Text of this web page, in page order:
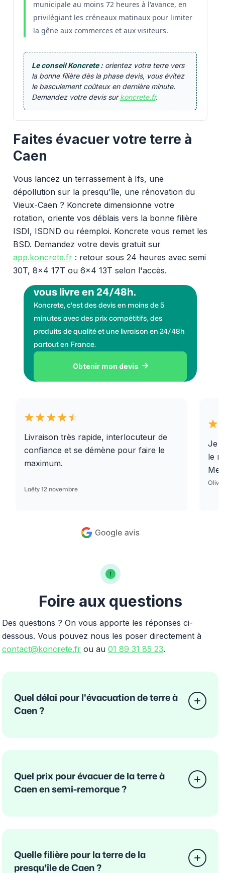
municipale au moins 72 heures à l'avance, en
privilégiant les créneaux matinaux pour limiter
la gêne aux commerces et aux visiteurs.
Le conseil Koncrete :orientez votre terre vers
la bonne filière dès la phase devis, vous évitez
le basculement coûteux en dernière minute.
Demandez votre devis surkoncrete.fr.
Faites évacuer votre terre à
Caen
Vous lancez un terrassement à Ifs, une
dépollution sur la presqu'île, une rénovation du
Vieux-Caen ? Koncrete dimensionne votre
rotation, oriente vos déblais vers la bonne filière
ISDI, ISDND ou réemploi. Koncrete vous remet les
BSD. Demandez votre devis gratuit sur
app.koncrete.fr: retour sous 24 heures avec semi
30T, 8x4 17T ou 6x4 13T selon l'accès.
vous livre en 24/48h.
Koncrete, c'est des devis en moins de 5
minutes avec des prix compétitifs, des
produits de qualité et une livraison en 24/48h
partout en France.
Obtenir mon devis 
Livraison très rapide, interlocuteur de
confiance et se démène pour faire le
maximum.
Laëty 12 novembre
Je
le
Foire aux questions
Des questions ? On vous apporte les réponses ci-
dessous. Vous pouvez nous les poser directement à
contact@koncrete.fr ou au 01 89 31 85 23.
Quel délai pour l'évacuation de terre à
Caen ?
Quel prix pour évacuer de la terre à
Caen en semi-remorque ?
Quelle filière pour la terre de la
presqu'île de Caen ?